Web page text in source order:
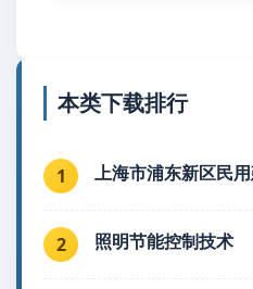
本类下载排行
1 上海市浦东新区民
2 照明节能控制技术